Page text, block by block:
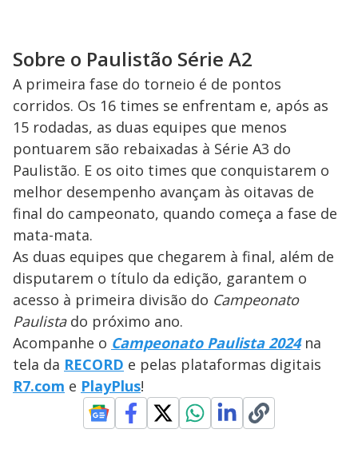
Sobre o Paulistão Série A2
A primeira fase do torneio é de pontos
corridos. Os 16 times se enfrentam e, após as
15 rodadas, as duas equipes que menos
pontuarem são rebaixadas à Série A3 do
Paulistão. E os oito times que conquistarem o
melhor desempenho avançam às oitavas de
final do campeonato, quando começa a fase de
mata-mata.
As duas equipes que chegarem à final, além de
disputarem o título da edição, garantem o
acesso à primeira divisão do Campeonato
Paulistado próximo ano.
Acompanhe o Campeonato Paulista 2024na
tela da RECORD e pelas plataformas digitais
R7.com e PlayPlus!